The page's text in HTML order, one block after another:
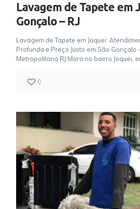
Lavagem de Tapete em
Gonçalo – RJ
Lavagem de Tapete em Joquei:
Profunda e Preço Justo em São Gonçalo
Metropolitana RJ Mora no bairro Joquei,
0